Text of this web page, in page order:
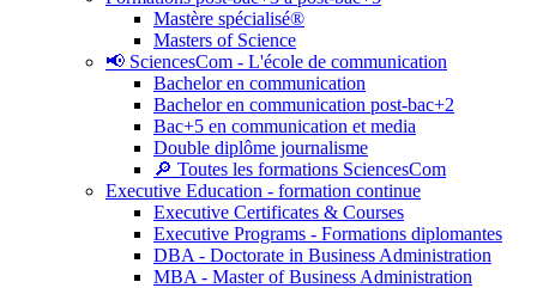
Mastère spécialisé®
Masters of Science
📢 SciencesCom - L'école de communication
Bachelor en communication
Bachelor en communication post-bac+2
Bac+5 en communication et media
Double diplôme journalisme
🔎 Toutes les formations SciencesCom
Executive Education - formation continue
Executive Certificates & Courses
Executive Programs - Formations diplomantes
DBA - Doctorate in Business Administration
MBA - Master of Business Administration